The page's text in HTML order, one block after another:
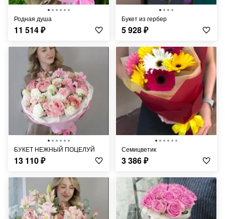
Родная душа
11 514₽
Букет из гербер
5 928₽
БУКЕТ НЕЖНЫЙ ПОЦЕЛУЙ
13 110₽
Семицветик
3 386₽